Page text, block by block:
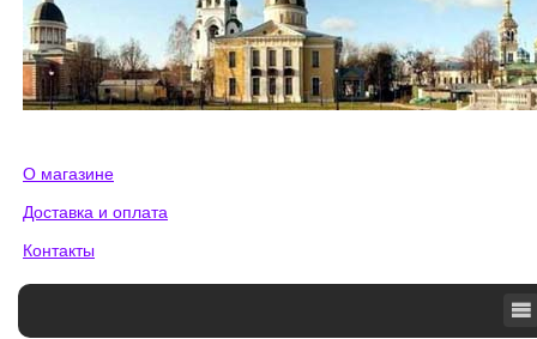
О магазине
Доставка и оплата
Контакты